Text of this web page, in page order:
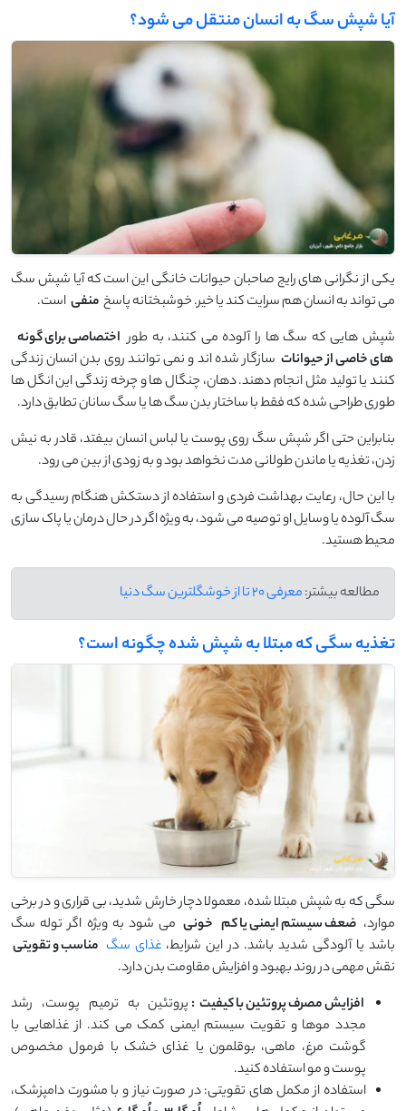
آیا شپش سگ به انسان منتقل می شود؟
یکی از نگرانی‌ های رایج صاحبان حیوانات خانگی این است که آیا شپش سگ
می ‌تواند به انسان هم سرایت کند یا خیر. خوشبختانه پاسخ منفی است.
شپش ‌هایی که سگ‌ ها را آلوده می ‌کنند، به ‌طور اختصاصی برای گونه‌
های خاصی از حیوانات سازگار شده ‌اند و نمی ‌توانند روی بدن انسان زندگی
کنند یا تولید مثل انجام دهند. دهان، چنگال‌ ها و چرخه زندگی این انگل ‌ها
طوری طراحی شده که فقط با ساختار بدن سگ ‌ها یا سگ ‌سانان تطابق دارد.
بنابراین حتی اگر شپش سگ روی پوست یا لباس انسان بیفتد، قادر به نیش
زدن، تغذیه یا ماندن طولانی ‌مدت نخواهد بود و به ‌زودی از بین می ‌رود.
با این حال، رعایت بهداشت فردی و استفاده از دستکش هنگام رسیدگی به
سگ آلوده یا وسایل او توصیه می ‌شود، به‌ ویژه اگر در حال درمان یا پاک‌ سازی
محیط هستید.
مطالعه بیشتر:معرفی 20 تا از خوشگلترین سگ دنیا
تغذیه سگی که مبتلا به شپش شده چگونه است؟
سگی که به شپش مبتلا شده، معمولا دچار خارش شدید، بی ‌قراری و در برخی
موارد، ضعف سیستم ایمنی یا کم‌ خونی می ‌شود به‌ ویژه اگر توله ‌سگ
باشد یا آلودگی شدید باشد. در این شرایط، غذای سگ مناسب و تقویتی
نقش مهمی در روند بهبود و افزایش مقاومت بدن دارد.
افزایش مصرف پروتئین با کیفیت : پروتئین به ترمیم پوست، رشد
مجدد موها و تقویت سیستم ایمنی کمک می‌ کند. از غذاهایی با
گوشت مرغ، ماهی، بوقلمون یا غذای خشک با فرمول مخصوص
پوست و مو استفاده کنید.
استفاده از مکمل ‌های تقویتی: در صورت نیاز و با مشورت دامپزشک،